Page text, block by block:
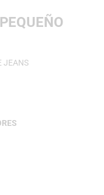
JEANS